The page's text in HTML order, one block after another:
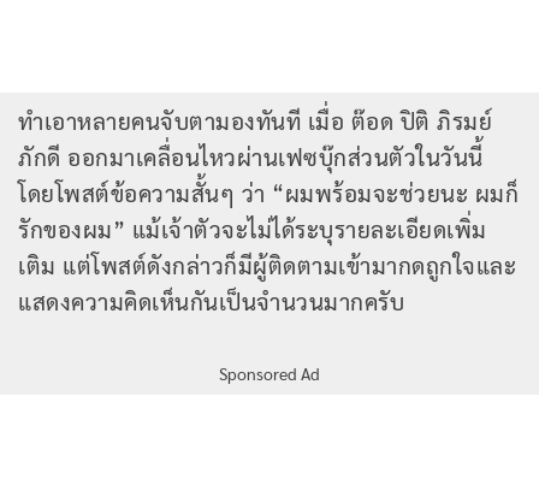
ทำเอาหลายคนจับตามองทันที เมื่อ ต๊อด ปิติ ภิรมย์
ภักดี ออกมาเคลื่อนไหวผ่านเฟซบุ๊กส่วนตัวในวันนี้
โดยโพสต์ข้อความสั้นๆ ว่า “ผมพร้อมจะช่วยนะ ผมก็
รักของผม” แม้เจ้าตัวจะไม่ได้ระบุรายละเอียดเพิ่ม
เติม แต่โพสต์ดังกล่าวก็มีผู้ติดตามเข้ามากดถูกใจและ
แสดงความคิดเห็นกันเป็นจำนวนมากครับ
Sponsored Ad